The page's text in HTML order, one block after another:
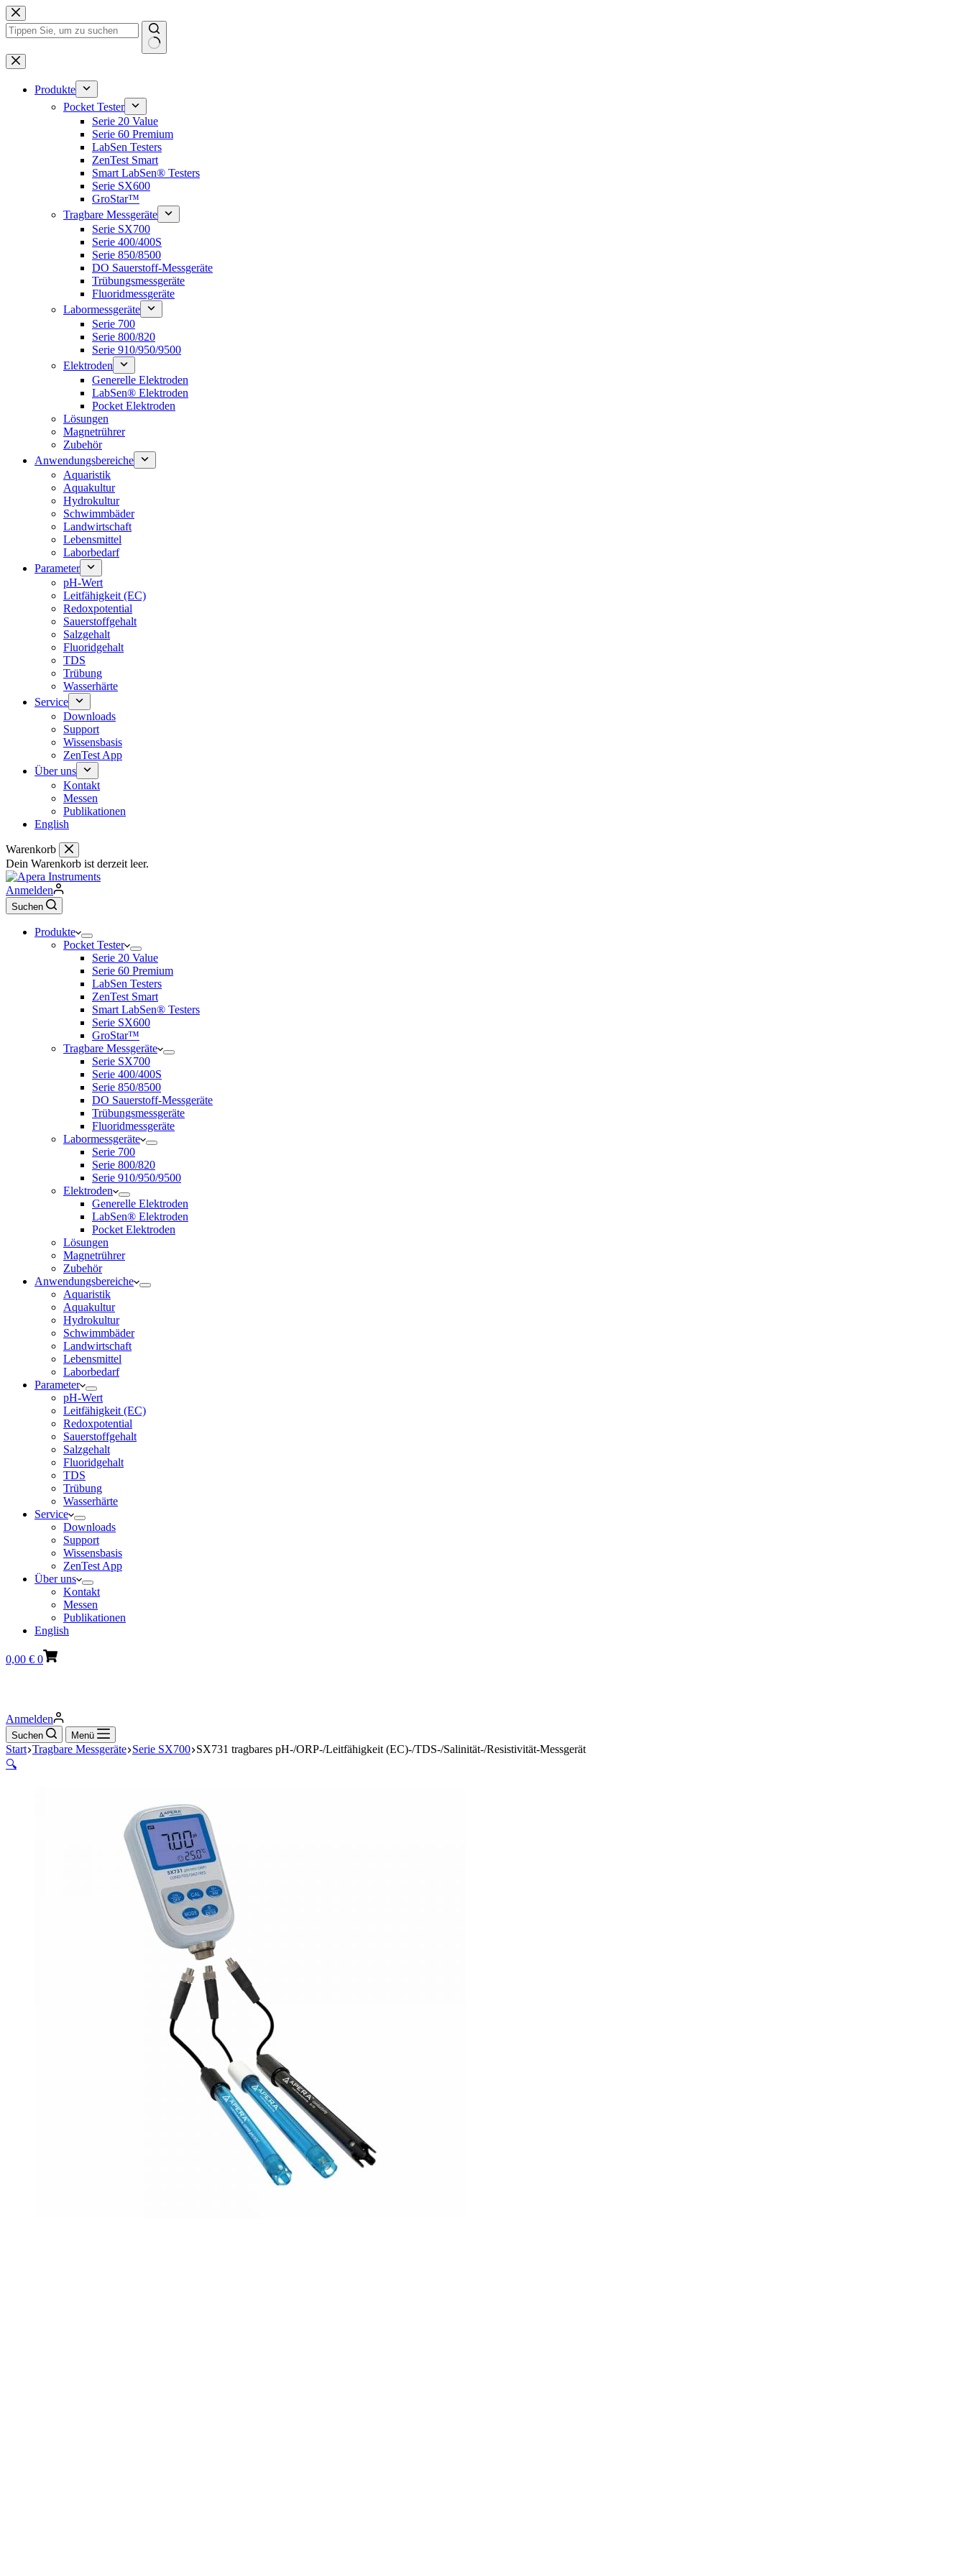
Zum
Inhalt
springen
Keine
Ergebnisse
Produkte
Pocket Tester
Serie 20 Value
Serie 60 Premium
LabSen Testers
ZenTest Smart
Smart LabSen® Testers
Serie SX600
GroStar™
Tragbare Messgeräte
Serie SX700
Serie 400/400S
Serie 850/8500
DO Sauerstoff-Messgeräte
Trübungsmessgeräte
Fluoridmessgeräte
Labormessgeräte
Serie 700
Serie 800/820
Serie 910/950/9500
Elektroden
Generelle Elektroden
LabSen® Elektroden
Pocket Elektroden
Lösungen
Magnetrührer
Zubehör
Anwendungsbereiche
Aquaristik
Aquakultur
Hydrokultur
Schwimmbäder
Landwirtschaft
Lebensmittel
Laborbedarf
Parameter
pH-Wert
Leitfähigkeit (EC)
Redoxpotential
Sauerstoffgehalt
Salzgehalt
Fluoridgehalt
TDS
Trübung
Wasserhärte
Service
Downloads
Support
Wissensbasis
ZenTest App
Über uns
Kontakt
Messen
Publikationen
English
Warenkorb
Dein Warenkorb ist derzeit leer.
Anmelden
Suchen
Produkte
Pocket Tester
Serie 20 Value
Serie 60 Premium
LabSen Testers
ZenTest Smart
Smart LabSen® Testers
Serie SX600
GroStar™
Tragbare Messgeräte
Serie SX700
Serie 400/400S
Serie 850/8500
DO Sauerstoff-Messgeräte
Trübungsmessgeräte
Fluoridmessgeräte
Labormessgeräte
Serie 700
Serie 800/820
Serie 910/950/9500
Elektroden
Generelle Elektroden
LabSen® Elektroden
Pocket Elektroden
Lösungen
Magnetrührer
Zubehör
Anwendungsbereiche
Aquaristik
Aquakultur
Hydrokultur
Schwimmbäder
Landwirtschaft
Lebensmittel
Laborbedarf
Parameter
pH-Wert
Leitfähigkeit (EC)
Redoxpotential
Sauerstoffgehalt
Salzgehalt
Fluoridgehalt
TDS
Trübung
Wasserhärte
Service
Downloads
Support
Wissensbasis
ZenTest App
Über uns
Kontakt
Messen
Publikationen
English
Warenkorb
0,00 € 0
Anmelden
Suchen Menü
Start Tragbare Messgeräte Serie SX700 SX731 tragbares pH-/ORP-/Leitfähigkeit (EC)-/TDS-/Salinität-/Resistivität-Messgerät
🔍